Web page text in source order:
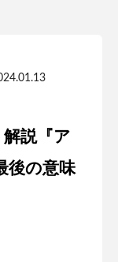
説『ア
後の意味